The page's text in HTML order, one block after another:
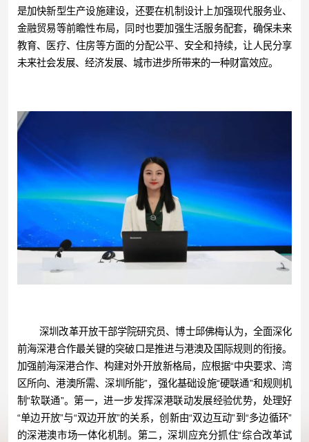
是加快新型生产设施建设，还要在机制设计上加强现代服务业、
金融贸易等前瞻性布局，同时也要加强生活服务配套，确保未来
教育、医疗、住房等方面的分配公平、安全和持续，让人民分享
未来社会发展、经济发展、城市进步所带来的一种财富效应。
深圳改革开放干部学院研究员、博士邱佛梅认为，全面深化
前海深港合作最关键的突破口是推进与港澳及国际规则的衔接。
加强前海深港合作、构建对外开放新格局，应根据“中央要求、湾
区所向、港澳所需、深圳所能”，强化基础设施“硬联通”和规则机
制“软联通”。第一，进一步发挥深港联动发展经验优势，处理好
“单边开放”与“双边开放”的关系，创新由“双边互动”到“多边循环”
的深港澳市场一体化机制。第二，深圳应充分抓住“综合改革试